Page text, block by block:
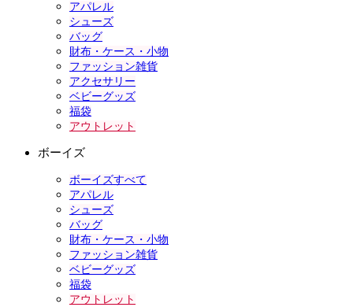
アパレル
シューズ
バッグ
財布・ケース・小物
ファッション雑貨
アクセサリー
ベビーグッズ
福袋
アウトレット
ボーイズ
ボーイズすべて
アパレル
シューズ
バッグ
財布・ケース・小物
ファッション雑貨
ベビーグッズ
福袋
アウトレット